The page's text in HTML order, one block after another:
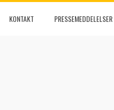
KONTAKT PRESSEMEDDELELSER